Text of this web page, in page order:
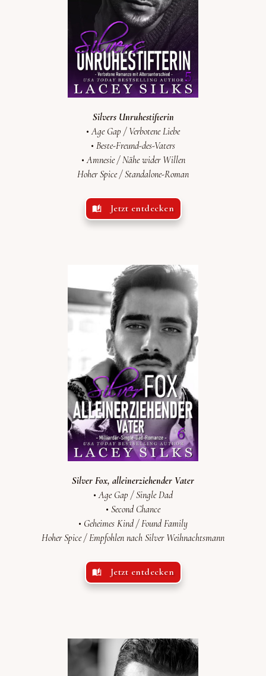
Silvers Unruhestifterin
• Age Gap / Verbotene Liebe
• Beste-Freund-des-Vaters
•Amnesie /Nähe wider Willen
Hoher Spice /Standalone-Roman
Jetzt entdecken
Silver Fox, alleinerziehender Vater
• Age Gap / Single Dad
• Second Chance
• Geheimes Kind / Found Family
Hoher Spice /Empfohlen nach Silver Weihnachtsmann
Jetzt entdecken